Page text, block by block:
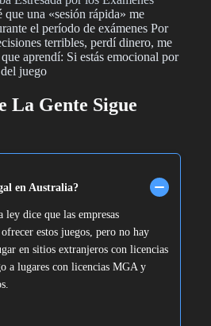
una «sesión rápida» me
el período de exámenes Por
terribles, perdí dinero, me
aprendí: Si estás emocional por
juego
La Gente Sigue
en Australia?
dice que las empresas
estos juegos, pero no hay
en sitios extranjeros con licencias
a lugares con licencias MGA y